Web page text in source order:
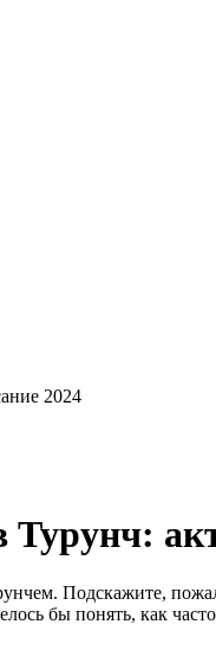
2024
Подскажите,
бы понять, как